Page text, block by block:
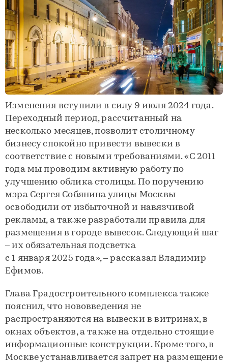
Изменения вступили в силу 9 июля 2024 года.
Переходный период, рассчитанный на
несколько месяцев, позволит столичному
бизнесу спокойно привести вывески в
соответствие с новыми требованиями. «С 2011
года мы проводим активную работу по
улучшению облика столицы. По поручению
мэра Сергея Собянина улицы Москвы
освободили от избыточной и навязчивой
рекламы, а также разработали правила для
размещения в городе вывесок. Следующий шаг
– их обязательная подсветка
с 1 января 2025 года», – рассказал Владимир
Ефимов.
Глава Градостроительного комплекса также
пояснил, что нововведения не
распространяются на вывески в витринах, в
окнах объектов, а также на отдельно стоящие
информационные конструкции. Кроме того, в
Москве устанавливается запрет на размещение